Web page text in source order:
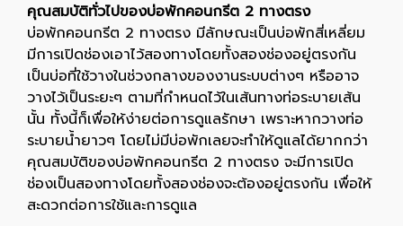
คุณสมบัติทั่วไปของบ่อพักคอนกรีต 2 ทางตรง
บ่อพักคอนกรีต 2 ทางตรง มีลักษณะเป็นบ่อพักสี่เหลี่ยม
มีการเปิดช่องเอาไว้สองทางโดยทั้งสองช่องอยู่ตรงกัน
เป็นบ่อที่ใช้วางในช่วงกลางของงานระบบต่างๆ หรืออาจ
วางไว้เป็นระยะๆ ตามที่กำหนดไว้ในเส้นทางท่อระบายเส้น
นั้น ทั้งนี้ก็เพื่อให้ง่ายต่อการดูแลรักษา เพราะหากวางท่อ
ระบายน้ำยาวๆ โดยไม่มีบ่อพักเลยจะทำให้ดูแลได้ยากกว่า
คุณสมบัติของบ่อพักคอนกรีต 2 ทางตรง จะมีการเปิด
ช่องเป็นสองทางโดยทั้งสองช่องจะต้องอยู่ตรงกัน เพื่อให้
สะดวกต่อการใช้และการดูแล